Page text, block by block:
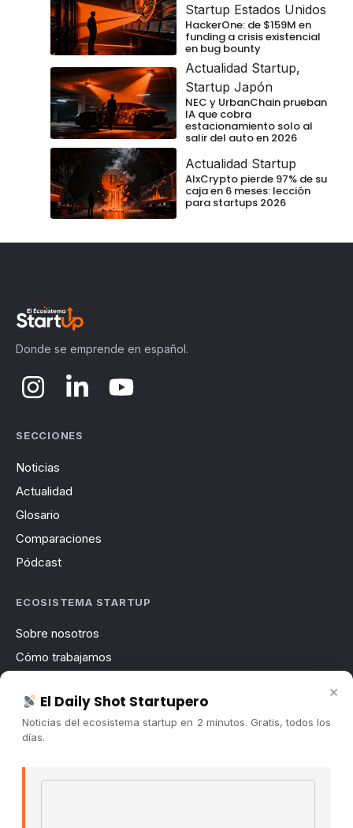
Startup Estados Unidos
HackerOne: de $159M en
funding a crisis existencial
en bug bounty
Actualidad Startup,
Startup Japón
NEC y UrbanChain prueban
IA que cobra
estacionamiento solo al
salir del auto en 2026
Actualidad Startup
AIxCrypto pierde 97% de su
caja en 6 meses: lección
para startups 2026
Donde se emprende en español.
SECCIONES
Noticias
Actualidad
Glosario
Comparaciones
Pódcast
ECOSISTEMA STARTUP
Sobre nosotros
Cómo trabajamos
Contacto
Publicidad
×
El Daily Shot Startupero
Noticias del ecosistema startup en 2 minutos. Gratis, todos los
días.